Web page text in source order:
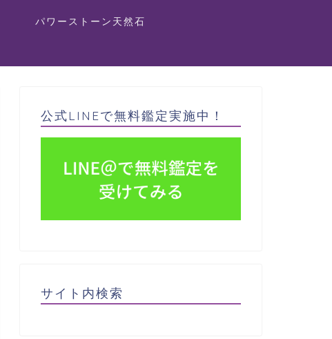
パワーストーン天然石
公式LINEで無料鑑定実施中！
サイト内検索